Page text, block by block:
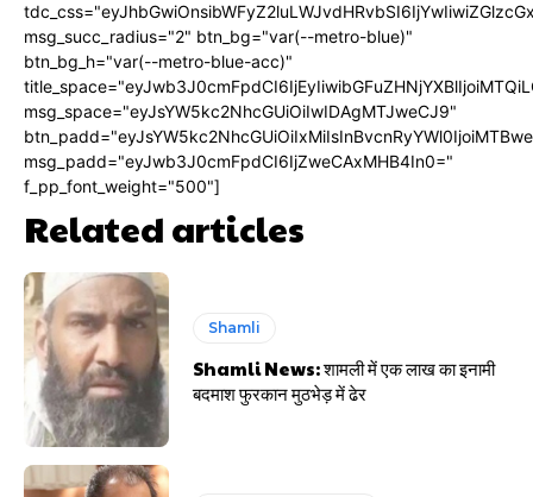
msg_succ_radius="2" btn_bg="var(--metro-blue)"
btn_bg_h="var(--metro-blue-acc)"
msg_space="eyJsYW5kc2NhcGUiOiIwIDAgMTJweCJ9"
msg_padd="eyJwb3J0cmFpdCI6IjZweCAxMHB4In0="
f_pp_font_weight="500"]
Related articles
Shamli
Shamli News: शामली में एक लाख का इनामी
बदमाश फुरकान मुठभेड़ में ढेर